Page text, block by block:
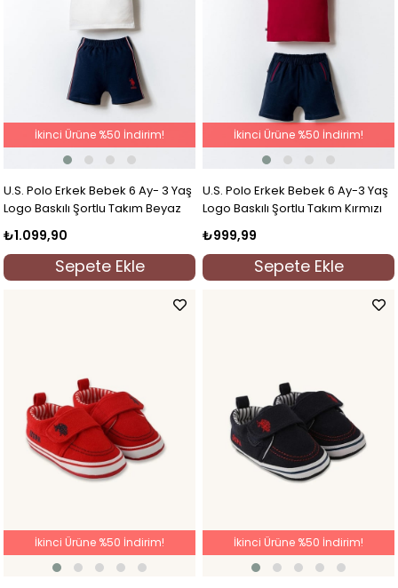
U.S. Polo Erkek Bebek 6 Ay- 3 Yaş
Logo Baskılı Şortlu Takım Beyaz
₺1.099,90
Sepete Ekle
İkinci Ürüne %50 İndirim!
U.S. Polo Erkek Bebek 6 Ay-3 Yaş
Logo Baskılı Şortlu Takım Kırmızı
₺999,99
Sepete Ekle
İkinci Ürüne %50 İndirim!
İkinci Ürüne %50 İndirim! İkinci Ürüne %50 İndirim!